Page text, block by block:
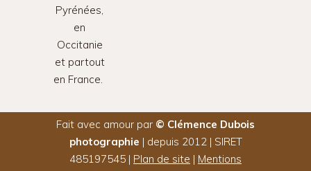
Pyrénées,
en
Occitanie
et partout
en France.
Fait avec amour par © Clémence Dubois
photographie | depuis 2012 | SIRET
485197545 | Plan de site | Mentions